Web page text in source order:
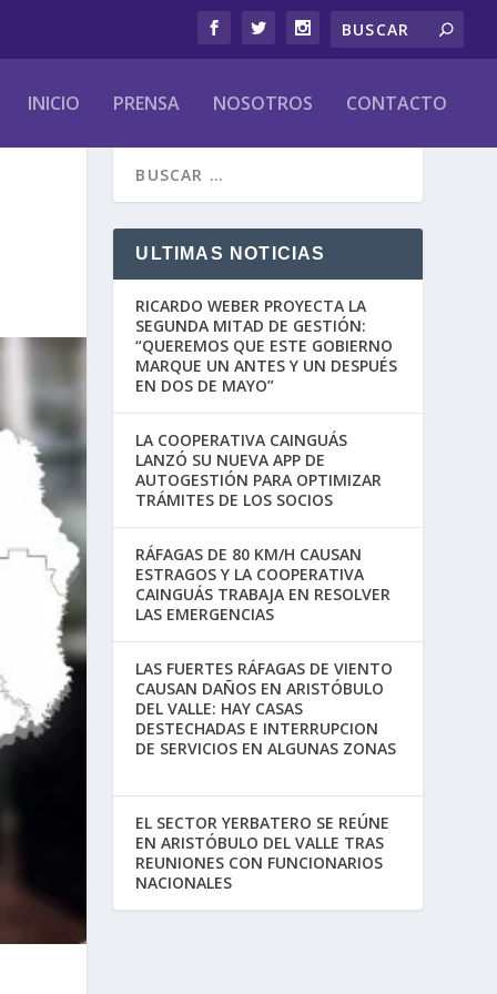
INICIO PRENSA NOSOTROS CONTACTO
ULTIMAS NOTICIAS
RICARDO WEBER PROYECTA LA
SEGUNDA MITAD DE GESTIÓN:
“QUEREMOS QUE ESTE GOBIERNO
MARQUE UN ANTES Y UN DESPUÉS
EN DOS DE MAYO”
LA COOPERATIVA CAINGUÁS
LANZÓ SU NUEVA APP DE
AUTOGESTIÓN PARA OPTIMIZAR
TRÁMITES DE LOS SOCIOS
RÁFAGAS DE 80 KM/H CAUSAN
ESTRAGOS Y LA COOPERATIVA
CAINGUÁS TRABAJA EN RESOLVER
LAS EMERGENCIAS
LAS FUERTES RÁFAGAS DE VIENTO
CAUSAN DAÑOS EN ARISTÓBULO
DEL VALLE: HAY CASAS
DESTECHADAS E INTERRUPCION
DE SERVICIOS EN ALGUNAS ZONAS
EL SECTOR YERBATERO SE REÚNE
EN ARISTÓBULO DEL VALLE TRAS
REUNIONES CON FUNCIONARIOS
NACIONALES